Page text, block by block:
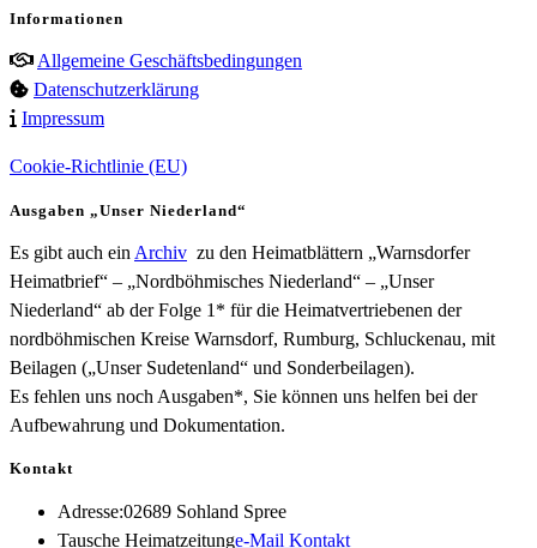
Informationen
Allgemeine Geschäftsbedingungen
Datenschutzerklärung
Impressum
Cookie-Richtlinie (EU)
Ausgaben „Unser Niederland“
Es gibt auch ein Archiv zu den Heimatblättern „Warnsdorfer
Heimatbrief“ – „Nordböhmisches Niederland“ – „Unser
Niederland“ ab der Folge 1* für die Heimatvertriebenen der
nordböhmischen Kreise Warnsdorf, Rumburg, Schluckenau, mit
Beilagen („Unser Sudetenland“ und Sonderbeilagen).
Es fehlen uns noch Ausgaben*, Sie können uns helfen bei der
Aufbewahrung und Dokumentation.
Kontakt
Adresse:02689 Sohland Spree
Tausche Heimatzeitunge-Mail KontaktOpens